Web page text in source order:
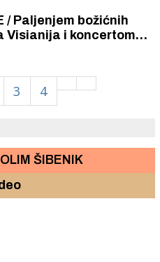
/ Paljenjem božićnih
Visianija i koncertom
3 4
ŠIBENIK